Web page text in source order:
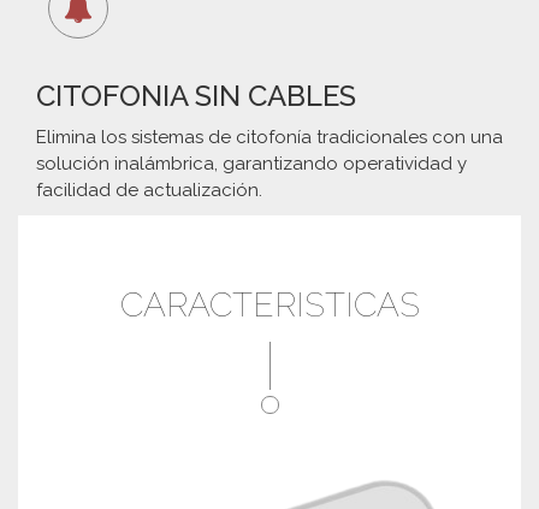
CITOFONIA SIN CABLES
Elimina los sistemas de citofonía tradicionales con una
solución inalámbrica, garantizando operatividad y
facilidad de actualización.
CARACTERISTICAS